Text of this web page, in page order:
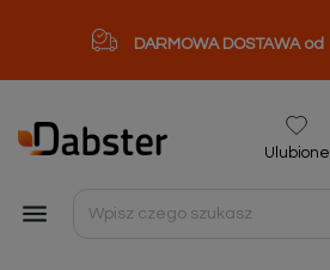
DARMOWA DOSTAWA od

Ulubione